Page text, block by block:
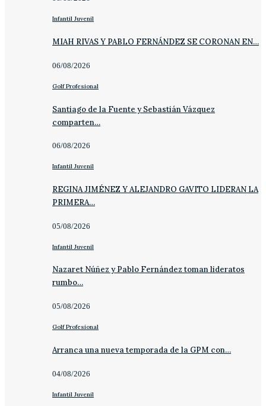
Infantil Juvenil
MIAH RIVAS Y PABLO FERNÁNDEZ SE CORONAN EN…
06/08/2026
Golf Profesional
Santiago de la Fuente y Sebastián Vázquez
comparten…
06/08/2026
Infantil Juvenil
REGINA JIMÉNEZ Y ALEJANDRO GAVITO LIDERAN LA
PRIMERA…
05/08/2026
Infantil Juvenil
Nazaret Núñez y Pablo Fernández toman lideratos
rumbo…
05/08/2026
Golf Profesional
Arranca una nueva temporada de la GPM con…
04/08/2026
Infantil Juvenil